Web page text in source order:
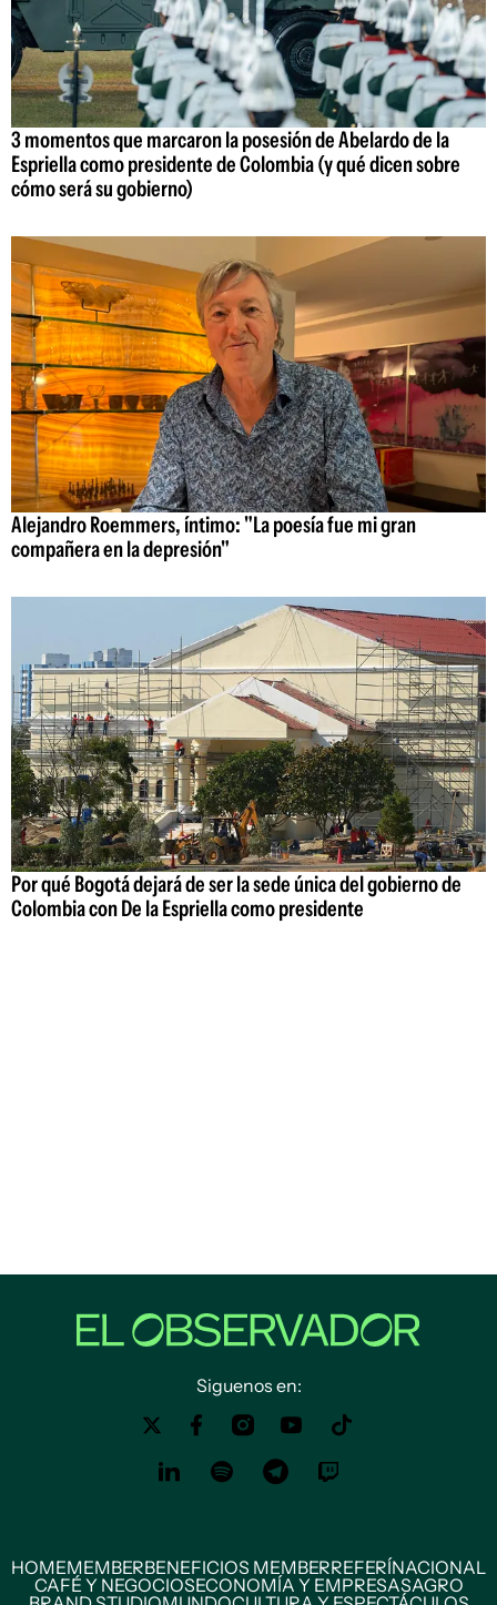
3 momentos que marcaron la posesión de Abelardo de la
Espriella como presidente de Colombia (y qué dicen sobre
cómo será su gobierno)
Alejandro Roemmers, íntimo: "La poesía fue mi gran
compañera en la depresión"
Por qué Bogotá dejará de ser la sede única del gobierno de
Colombia con De la Espriella como presidente
Siguenos en:
HOMEMEMBERBENEFICIOS MEMBERREFERÍNACIONAL
CAFÉ Y NEGOCIOSECONOMÍA Y EMPRESASAGRO